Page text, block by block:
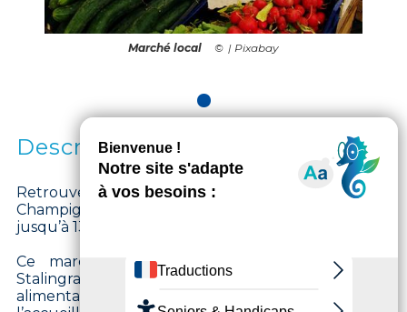
Marché local | Pixabay
Description
Retrouvez le Marché couvert Stalingrad de
Champigny-sur-Marne tous mercredi et samedi,
jusqu’à 13h30, au 125, bd de Stalingrad.
Ce marché couvert, situé 125 boulevard de
Stalingrad, est composé de huit commerçants
alimentaires et d’une fleuriste. La halle qui